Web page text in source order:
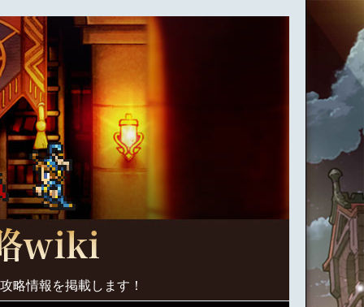
略情報を掲載します！